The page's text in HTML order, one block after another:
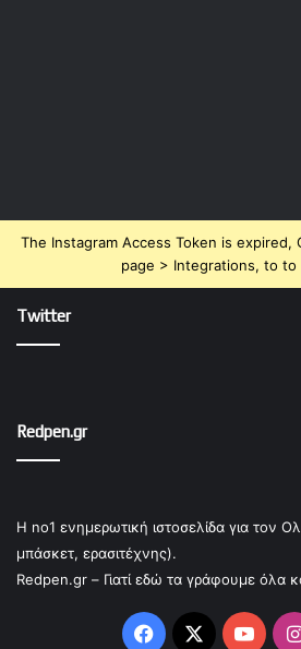
The Instagram Access Token is
page > Integrations, to
Twitter
Redpen.gr
Η no1 ενημερωτική ιστοσελίδα για τον
μπάσκετ, ερασιτέχνης).
Redpen.gr – Γιατί εδώ τα γράφουμε όλα
Facebook
X